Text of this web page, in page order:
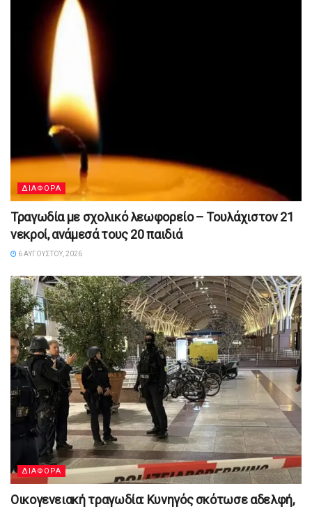
ΔΙΑΦΟΡΑ
Τραγωδία με σχολικό λεωφορείο – Τουλάχιστον 21
νεκροί, ανάμεσά τους 20 παιδιά
6 ΑΥΓΟΎΣΤΟΥ, 2026
ΔΙΑΦΟΡΑ
Οικογενειακή τραγωδία: Κυνηγός σκότωσε αδελφή,